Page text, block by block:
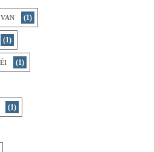
(1)
(1)
(1)
(1)